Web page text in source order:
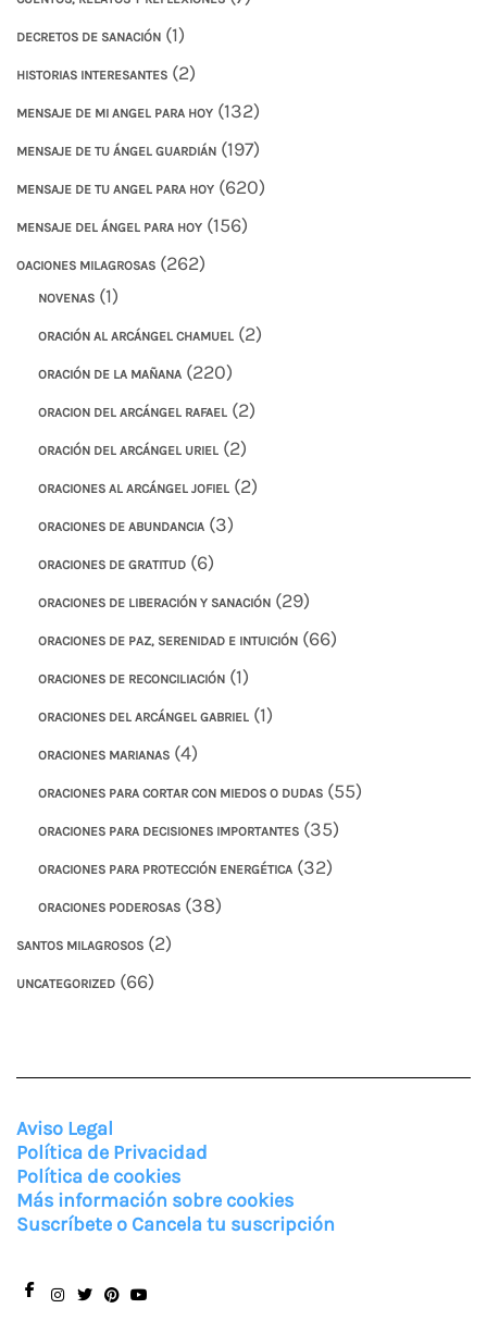
DECRETOS DE SANACIÓN (1)
HISTORIAS INTERESANTES (2)
MENSAJE DE MI ANGEL PARA HOY (132)
MENSAJE DE TU ÁNGEL GUARDIÁN (197)
MENSAJE DE TU ANGEL PARA HOY (620)
MENSAJE DEL ÁNGEL PARA HOY (156)
OACIONES MILAGROSAS (262)
NOVENAS (1)
ORACIÓN AL ARCÁNGEL CHAMUEL (2)
ORACIÓN DE LA MAÑANA (220)
ORACION DEL ARCÁNGEL RAFAEL (2)
ORACIÓN DEL ARCÁNGEL URIEL (2)
ORACIONES AL ARCÁNGEL JOFIEL (2)
ORACIONES DE ABUNDANCIA (3)
ORACIONES DE GRATITUD (6)
ORACIONES DE LIBERACIÓN Y SANACIÓN (29)
ORACIONES DE PAZ, SERENIDAD E INTUICIÓN (66)
ORACIONES DE RECONCILIACIÓN (1)
ORACIONES DEL ARCÁNGEL GABRIEL (1)
ORACIONES MARIANAS (4)
ORACIONES PARA CORTAR CON MIEDOS O DUDAS (55)
ORACIONES PARA DECISIONES IMPORTANTES (35)
ORACIONES PARA PROTECCIÓN ENERGÉTICA (32)
ORACIONES PODEROSAS (38)
SANTOS MILAGROSOS (2)
UNCATEGORIZED (66)
Aviso Legal
Política de Privacidad
Política de cookies
Más información sobre cookies
Suscríbete o Cancela tu suscripción